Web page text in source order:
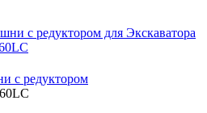
с редуктором